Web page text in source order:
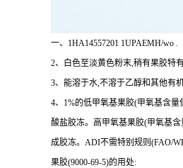
一、1HA14557201 1UPAEMH/wo .
2、白色至淡黄色粉末,稍有果胶特
3、能溶于水,不溶于乙醇和其他有
4、1%的低甲氧基果胶(甲氧基含
酸盐胶冻。高甲氧基果胶(甲氧基
成胶冻。ADI不需特别规则(FAO/
果胶(9000-69-5)的用处: